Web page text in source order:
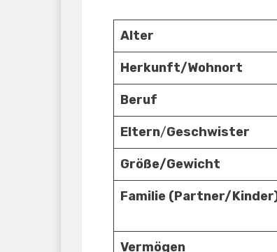
Alter
Herkunft/Wohnort
Beruf
Eltern/Geschwister
Größe/Gewicht
Familie (Partner/
Vermögen